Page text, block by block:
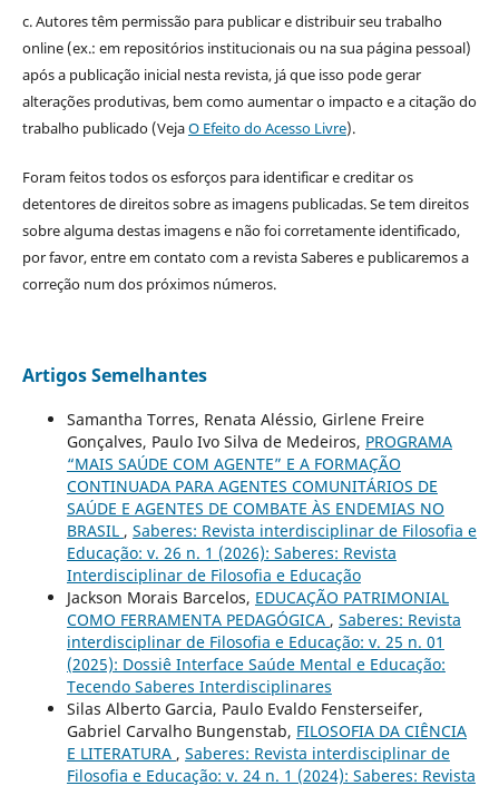
c. Autores têm permissão para publicar e distribuir seu trabalho
online (ex.: em repositórios institucionais ou na sua página pessoal)
após a publicação inicial nesta revista, já que isso pode gerar
alterações produtivas, bem como aumentar o impacto e a citação do
trabalho publicado (VejaO Efeito do Acesso Livre).
Foram feitos todos os esforços para identificar e creditar os
detentores de direitos sobre as imagens publicadas. Se tem direitos
sobre alguma destas imagens e não foi corretamente identificado,
por favor, entre em contato com a revista Saberes e publicaremos a
correção num dos próximos números.
Artigos Semelhantes
Samantha Torres, Renata Aléssio, Girlene Freire
Gonçalves, Paulo Ivo Silva de Medeiros, PROGRAMA
“MAIS SAÚDE COM AGENTE” E A FORMAÇÃO
CONTINUADA PARA AGENTES COMUNITÁRIOS DE
SAÚDE E AGENTES DE COMBATE ÀS ENDEMIAS NO
BRASIL , Saberes: Revista interdisciplinar de Filosofia e
Educação: v. 26 n. 1 (2026): Saberes: Revista
Interdisciplinar de Filosofia e Educação
Jackson Morais Barcelos, EDUCAÇÃO PATRIMONIAL
COMO FERRAMENTA PEDAGÓGICA , Saberes: Revista
interdisciplinar de Filosofia e Educação: v. 25 n. 01
(2025): Dossiê Interface Saúde Mental e Educação:
Tecendo Saberes Interdisciplinares
Silas Alberto Garcia, Paulo Evaldo Fensterseifer,
Gabriel Carvalho Bungenstab, FILOSOFIA DA CIÊNCIA
E LITERATURA , Saberes: Revista interdisciplinar de
Filosofia e Educação: v. 24 n. 1 (2024): Saberes: Revista